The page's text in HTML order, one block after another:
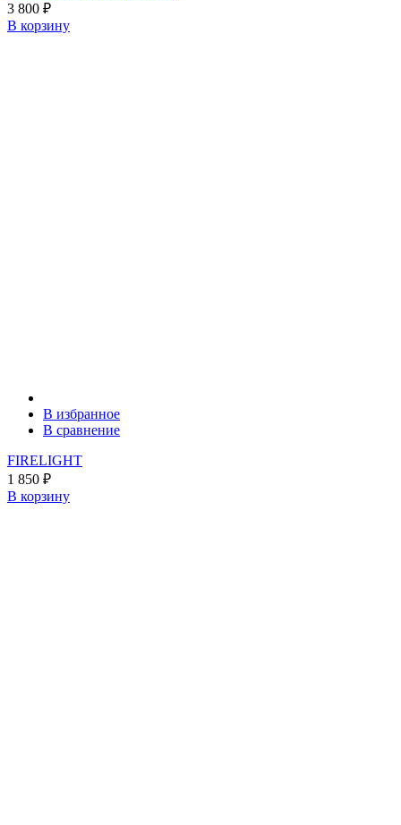
3 800 ₽
В корзину
В избранное
В сравнение
FIRELIGHT
1 850 ₽
В корзину